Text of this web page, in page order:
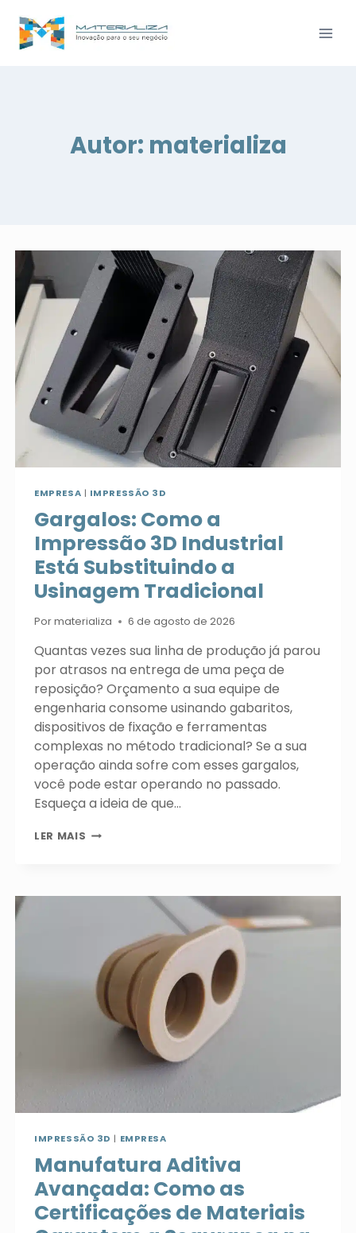
para
Autor: materializa
EMPRESA | IMPRESSÃO 3D
Gargalos: Como a
Impressão 3D Industrial
Está Substituindo a
Usinagem Tradicional
Pormaterializa 6 de agosto de 2026
Quantas vezes sua linha de produção já parou
por atrasos na entrega de uma peça de
reposição? Orçamento a sua equipe de
engenharia consome usinando gabaritos,
dispositivos de fixação e ferramentas
complexas no método tradicional? Se a sua
operação ainda sofre com esses gargalos,
você pode estar operando no passado.
Esqueça a ideia de que…
LER MAIS GARGALOS:
3D
SUBSTITUINDO
USINAGEM
TRADICIONAL
IMPRESSÃO 3D | EMPRESA
Manufatura Aditiva
Avançada: Como as
Certificações de Materiais